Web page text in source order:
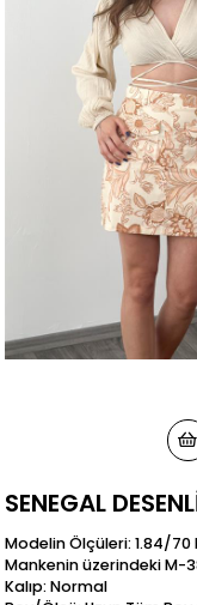
SENEGAL
Modelin Ölçüleri: 1.84/70
Mankenin üzerindeki M-
Kalıp: Normal